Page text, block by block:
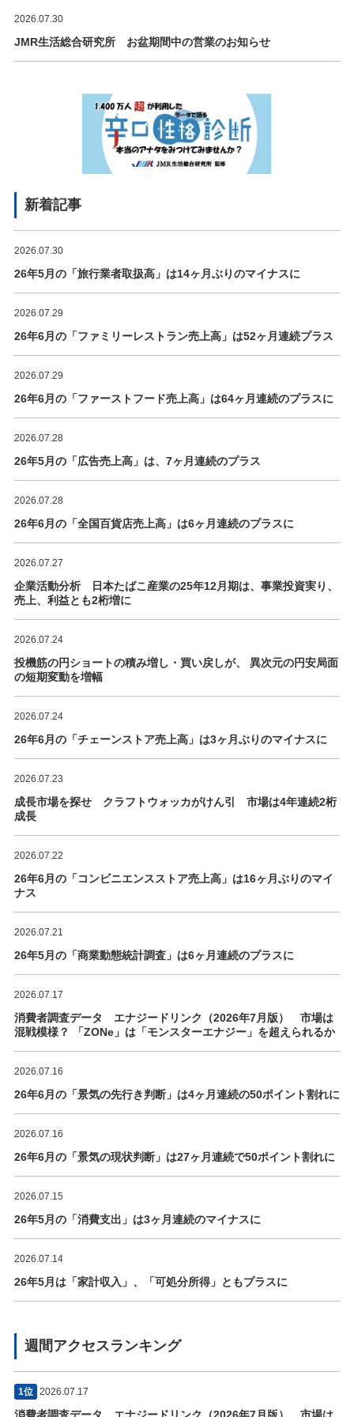
2026.07.30
JMR生活総合研究所 お盆期間中の営業のお知らせ
新着記事
2026.07.30
26年5月の「旅行業者取扱高」は14ヶ月ぶりのマイナスに
2026.07.29
26年6月の「ファミリーレストラン売上高」は52ヶ月連続プラス
2026.07.29
26年6月の「ファーストフード売上高」は64ヶ月連続のプラスに
2026.07.28
26年5月の「広告売上高」は、7ヶ月連続のプラス
2026.07.28
26年6月の「全国百貨店売上高」は6ヶ月連続のプラスに
2026.07.27
企業活動分析 日本たばこ産業の25年12月期は、事業投資実り、
売上、利益とも2桁増に
2026.07.24
投機筋の円ショートの積み増し・買い戻しが、 異次元の円安局面
の短期変動を増幅
2026.07.24
26年6月の「チェーンストア売上高」は3ヶ月ぶりのマイナスに
2026.07.23
成長市場を探せ クラフトウォッカがけん引 市場は4年連続2桁
成長
2026.07.22
26年6月の「コンビニエンスストア売上高」は16ヶ月ぶりのマイ
ナス
2026.07.21
26年5月の「商業動態統計調査」は6ヶ月連続のプラスに
2026.07.17
消費者調査データ エナジードリンク（2026年7月版） 市場は
混戦模様？ 「ZONe」は「モンスターエナジー」を超えられるか
2026.07.16
26年6月の「景気の先行き判断」は4ヶ月連続の50ポイント割れに
2026.07.16
26年6月の「景気の現状判断」は27ヶ月連続で50ポイント割れに
2026.07.15
26年5月の「消費支出」は3ヶ月連続のマイナスに
2026.07.14
26年5月は「家計収入」、「可処分所得」ともプラスに
週間アクセスランキング
1位 2026.07.17